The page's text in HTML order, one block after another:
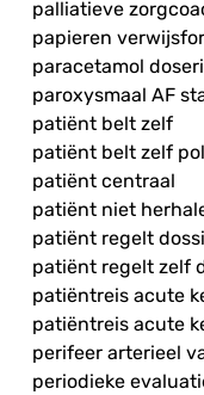
palliatieve
papieren
paracetamol
paroxysmaal AF
patiënt belt zelf
patiënt belt zelf
patiënt centraal
patiënt niet
patiënt regelt
patiënt regelt zelf
patiëntreis acute
patiëntreis acute
perifeer arterieel
periodieke